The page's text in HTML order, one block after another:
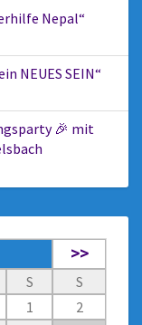
Nepal“
NEUES SEIN“
🎉 mit
>>
S
S
1
2